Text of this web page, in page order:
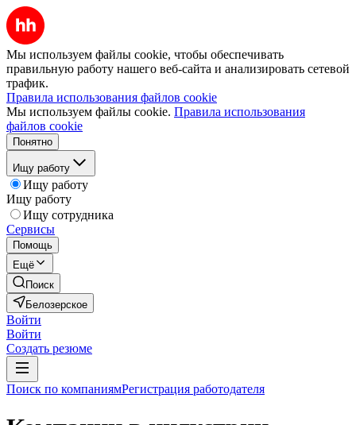
Мы используем файлы cookie, чтобы обеспечивать
правильную работу нашего веб-сайта и анализировать сетевой
трафик.
Правила использования файлов cookie
Мы используем файлы cookie. Правила использования
файлов cookie
Понятно
Ищу работу
Ищу работу
Ищу работу
Ищу сотрудника
Сервисы
Помощь
Ещё
Поиск
Белозерское
Войти
Войти
Создать резюме
Поиск по компаниямРегистрация работодателя